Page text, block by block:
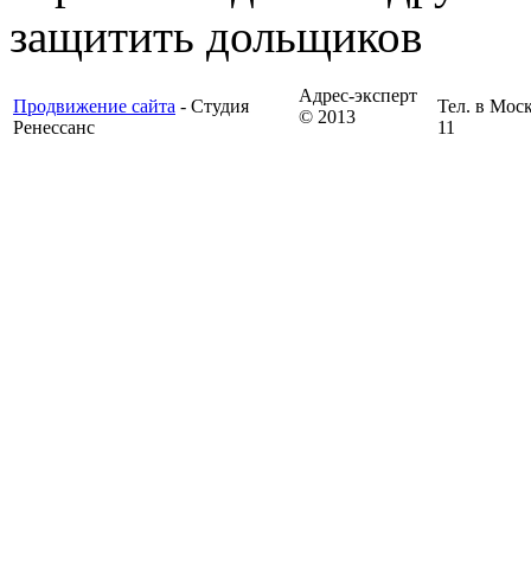
защитить дольщиков
Продвижение сайта - Студия
Ренессанс
Адрес-эксперт
© 2013
Тел. в
11